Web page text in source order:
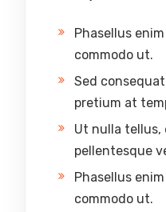
Phasellus
commodo ut.
Sed
pretium at
Ut nulla tellus,
pellentesque
Phasellus
commodo ut.